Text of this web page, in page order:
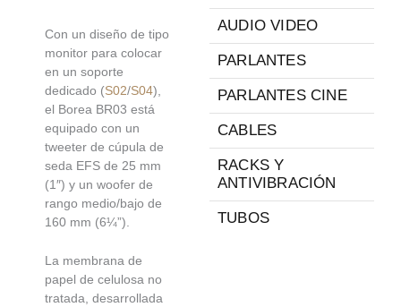
Con un diseño de tipo
monitor para colocar
en un soporte
dedicado (S02/S04),
el Borea BR03 está
equipado con un
tweeter de cúpula de
seda EFS de 25 mm
(1″) y un woofer de
rango medio/bajo de
160 mm (6¼”).
La membrana de
papel de celulosa no
tratada, desarrollada
AUDIO VIDEO
PARLANTES
PARLANTES CINE
CABLES
RACKS Y
ANTIVIBRACIÓN
TUBOS